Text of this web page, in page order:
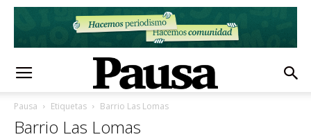
Pausa Etiquetas Barrio Las Lomas
Barrio Las Lomas